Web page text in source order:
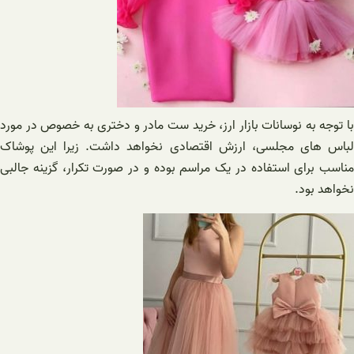
با توجه به نوسانات بازار ارز، خرید ست مادر و دختری به خصوص در مورد
لباس های مجلسی، ارزش اقتصادی نخواهد داشت. زیرا این پوشاک
مناسب برای استفاده در یک مراسم بوده و در صورت تکرار، گزینه جالبی
نخواهد بود.